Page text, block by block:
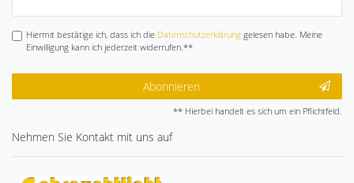
Hiermit bestätige ich, dass ich die Daten­schutz­erklärunggelesen habe. Meine
Einwilligung kann ich jederzeit widerrufen.**
Abonnieren
** Hierbei handelt es sich um ein Pflichtfeld.
Nehmen Sie Kontakt mit uns auf